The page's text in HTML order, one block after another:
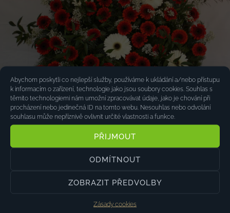
Abychom poskytli co nejlepší služby, používáme k ukládání a/nebo přístupu
k informacím o zařízení, technologie jako jsou soubory cookies. Souhlas s
těmito technologiemi nám umožní zpracovávat údaje, jako je chování při
procházení nebo jedinečná ID na tomto webu. Nesouhlas nebo odvolání
souhlasu může nepříznivě ovlivnit určité vlastnosti a funkce.
PŘIJMOUT
ODMÍTNOUT
ZOBRAZIT PŘEDVOLBY
Zásady cookies